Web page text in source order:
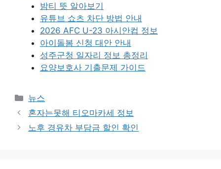
밤티 뜻 알아보기
유튜브 쇼츠 차단 방법 안내
2026 AFC U-23 아시안컵 정보
아이돌봄 신청 대안 안내
성주군청 일자리 정보 총정리
요양보호사 기출문제 가이드
카
테
리
뉴스
혼자는못해 티오마카세 정보
노후 경유차 부담금 할인 확인